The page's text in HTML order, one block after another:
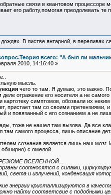
связи в квантовом процессоре
его работу,помогая преодолевать те
В листве янтарной, в переливах
всего: "А был ли
2010, 14:16:40 »
мысль.
чего то там. Я думаю, это важно.
отражение его носителя а не самого
картотеку симптомов, обозвали их
пристает там со своими претензиями, и
и повязанный с его сознанием а не
тоже не нашел там вызова. Да все
там самого процесса, лишь описание
сознания является лишь наш
с омелой.
ВСЕЛЕННОЙ...
соотносятся с силами,
света и излучений, конденсация
энергии кристаллизируются в
найти соответсвие с подобными